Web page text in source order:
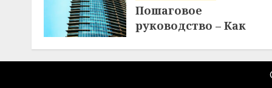
18.12.2025
Пошаговое
руководство – Как